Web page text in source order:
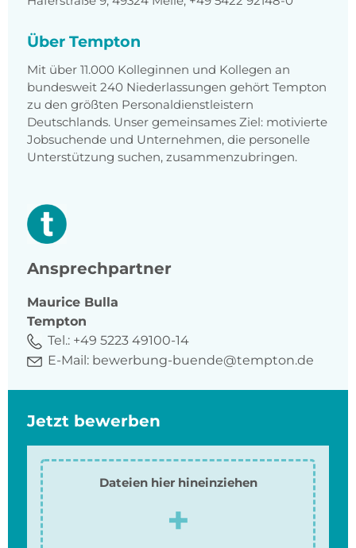
Über Tempton
Mit über 11.000 Kolleginnen und Kollegen an
bundesweit 240 Niederlassungen gehört Tempton
zu den größten Personaldienstleistern
Deutschlands. Unser gemeinsames Ziel: motivierte
Jobsuchende und Unternehmen, die personelle
Unterstützung suchen, zusammenzubringen.
Ansprechpartner
Maurice Bulla
Tempton
Tel.: +49 5223 49100-14
E-Mail: bewerbung-buende@tempton.de
Jetzt bewerben
Dateien hier hineinziehen